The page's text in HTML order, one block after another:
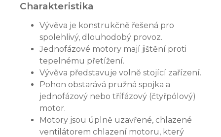
Charakteristika
Vývěva je konstrukčně řešená pro
spolehlivý, dlouhodobý provoz.
Jednofázové motory mají jištění proti
tepelnému přetížení.
Vývěva představuje volně stojící zařízení.
Pohon obstarává pružná spojka a
jednofázový nebo třífázový (čtyřpólový)
motor.
Motory jsou úplně uzavřené, chlazené
ventilátorem chlazení motoru, který